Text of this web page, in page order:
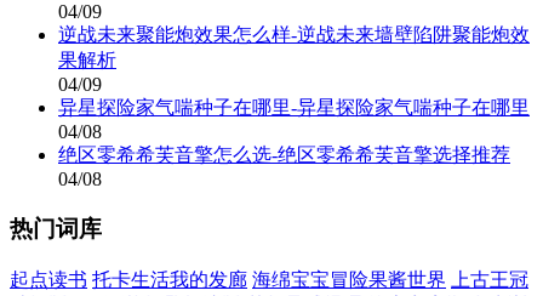
04/09
逆战未来聚能炮效果怎么样-逆战未来墙壁陷阱聚能炮效
果解析
04/09
异星探险家气喘种子在哪里-异星探险家气喘种子在哪里
04/08
绝区零希希芙音擎怎么选-绝区零希希芙音擎选择推荐
04/08
热门词库
起点读书 托卡生活我的发廊 海绵宝宝冒险果酱世界
上古王冠